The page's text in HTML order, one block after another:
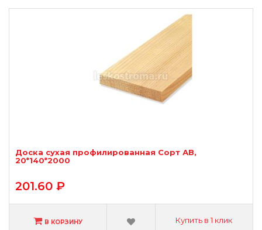
Доска сухая профилированная Сорт АВ,
20*140*2000
201.60 ₽
В КОРЗИНУ Купить в 1 клик